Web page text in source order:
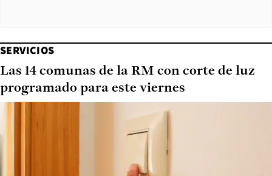
SERVICIOS
Las 14 comunas de la RM con corte de luz
programado para este viernes